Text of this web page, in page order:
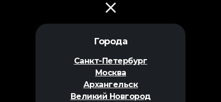
Города
Санкт-Петербург
Москва
Архангельск
Великий Новгород